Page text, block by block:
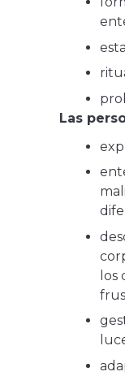
Las
los